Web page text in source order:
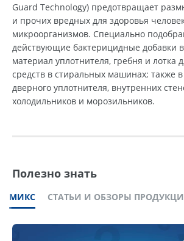
Guard Technology) предотвращает
и прочих вредных для здоровья
микроорганизмов. Специально
действующие бактерицидные добавки
материал уплотнителя, гребня и
средств в стиральных машинах; также
дверного уплотнителя, внутренних
холодильников и морозильников.
Полезно знать
МИКС СТАТЬИ И ОБЗОРЫ